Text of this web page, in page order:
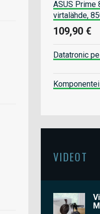
ASUS Prime
virtalähde,
109,90 €
Datatronic
VIDEOT